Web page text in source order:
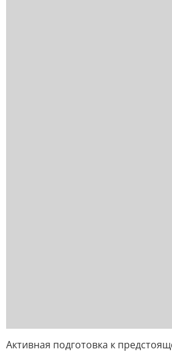
Активная подготовка к